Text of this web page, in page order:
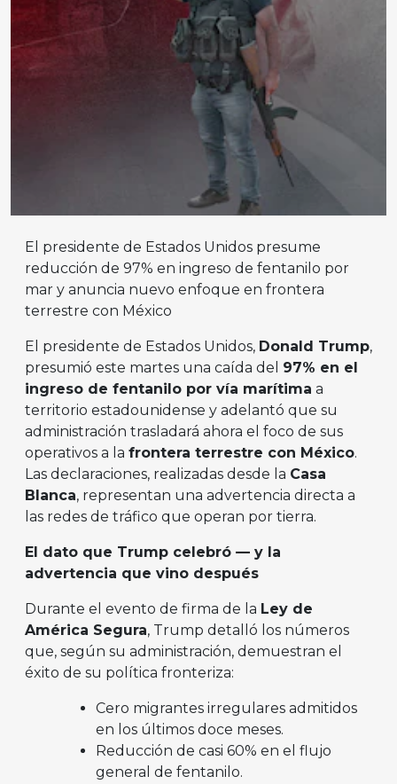
El presidente de Estados Unidos presume
reducción de 97% en ingreso de fentanilo por
mar y anuncia nuevo enfoque en frontera
terrestre con México
El presidente de Estados Unidos, Donald Trump,
presumió este martes una caída del 97% en el
ingreso de fentanilo por vía marítima a
territorio estadounidense y adelantó que su
administración trasladará ahora el foco de sus
operativos a la frontera terrestre con México.
Las declaraciones, realizadas desde la Casa
Blanca, representan una advertencia directa a
las redes de tráfico que operan por tierra.
El dato que Trump celebró — y la
advertencia que vino después
Durante el evento de firma de la Ley de
América Segura, Trump detalló los números
que, según su administración, demuestran el
éxito de su política fronteriza:
Cero migrantes irregulares admitidos
en los últimos doce meses.
Reducción de casi 60% en el flujo
general de fentanilo.